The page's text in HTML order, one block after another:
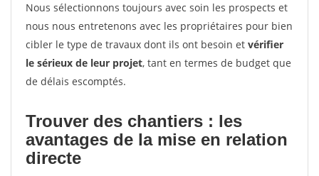
Nous sélectionnons toujours avec soin les prospects et
nous nous entretenons avec les propriétaires pour bien
cibler le type de travaux dont ils ont besoin et vérifier
le sérieux de leur projet, tant en termes de budget que
de délais escomptés.
Trouver des chantiers : les
avantages de la mise en relation
directe